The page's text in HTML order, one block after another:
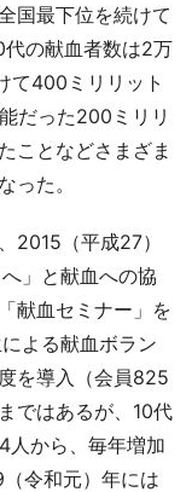
国最下位を続けて
の献血者数は2万
て400ミリリット
だった200ミリリ
ことなどさまざま
った。
2015（平成27）
」と献血への協
献血セミナー」を
よる献血ボラン
を導入（会員825
ではあるが、10代
人から、毎年増加
令和元）年には